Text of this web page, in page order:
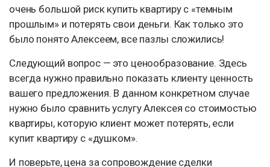
очень большой риск купить квартиру с «темным
прошлым» и потерять свои деньги. Как только это
было понято Алексеем, все пазлы сложились!
Следующий вопрос — это ценообразование. Здесь
всегда нужно правильно показать клиенту ценность
вашего предложения. В данном конкретном случае
нужно было сравнить услугу Алексея со стоимостью
квартиры, которую клиент может потерять, если
купит квартиру с «душком».
И поверьте, цена за сопровождение сделки